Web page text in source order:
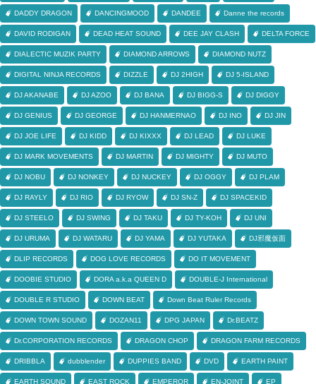
DADDY DRAGON DANCINGMOOD DANDEE Danne the records
DAVID RODIGAN DEAD HEAT SOUND DEE JAY CLASH DELTA FORCE
DIALECTIC MUZIK PARTY DIAMOND ARROWS DIAMOND NUTZ
DIGITAL NINJA RECORDS DIZZLE DJ 2HIGH DJ 5-ISLAND
DJ AKANABE DJ AZOO DJ BANA DJ BIGG-S DJ DIGGY
DJ GENIUS DJ GEORGE DJ HANMERNAO DJ INO DJ JIN
DJ JOE LIFE DJ KIDD DJ KIXXX DJ LEAD DJ LUKE
DJ MARK MOVEMENTS DJ MARTIN DJ MIGHTY DJ MUTO
DJ NOBU DJ NONKEY DJ NUCKEY DJ OGGY DJ PLAM
DJ RAYLY DJ RIO DJ RYOW DJ SN-Z DJ SPACEKID
DJ STEELO DJ SWING DJ TAKU DJ TY-KOH DJ UNI
DJ URUMA DJ WATARU DJ YAMA DJ YUTAKA DJ邪魔仮面
DLIP RECORDS DOG LOVE RECORDS DO IT MOVEMENT
DOOBIE STUDIO DORA a.k.a QUEEN D DOUBLE-J International
DOUBLE R STUDIO DOWN BEAT Down Beat Ruler Records
DOWN TOWN SOUND DOZAN11 DPG JAPAN Dr.BEATZ
Dr.CORPORATION RECORDS DRAGON CHOP DRAGON FARM RECORDS
DRIBBLA dubblender DUPPIES BAND DVD EARTH PAINT
EARTH SOUND EAST ROCK EMPEROR EN-JOINT EP